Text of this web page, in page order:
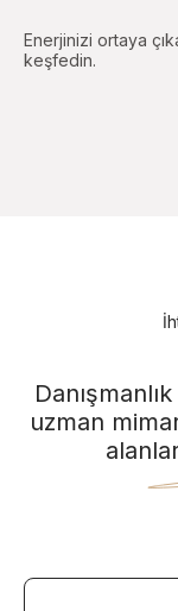
Enerjinizi ortaya
keşfedin.
uzman